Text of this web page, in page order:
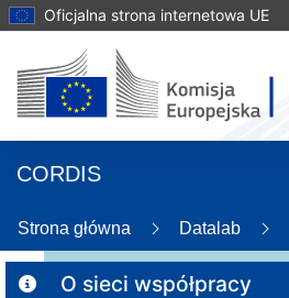
Oficjalna strona internetowa UE
CORDIS
Strona główna Datalab
O sieci współpracy